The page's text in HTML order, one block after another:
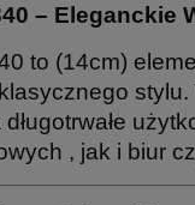
– Eleganckie
to (14cm)
, jak i biur